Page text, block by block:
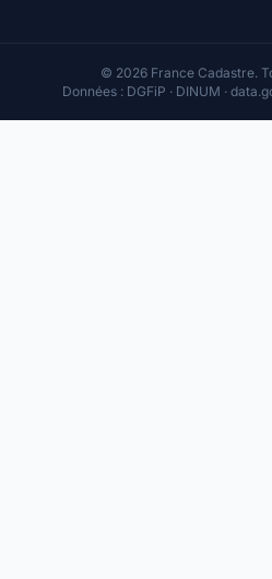
© 2026 France Cadastre.
Données : DGFiP · DINUM ·